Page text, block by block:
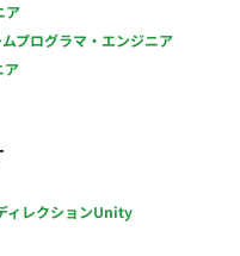
ア
プログラマ・エンジニア
ア
ィレクションUnity